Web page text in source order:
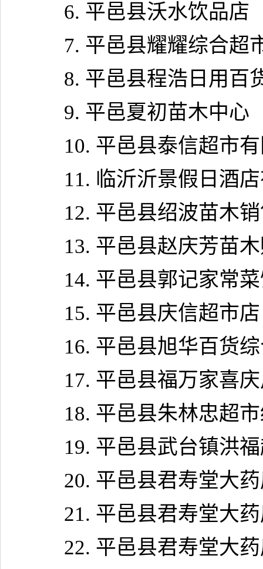
6. 平邑县沃水饮品店
7. 平邑县耀耀综合超
8. 平邑县程浩日用百
9. 平邑夏初苗木中心
10. 平邑县泰信超市
11. 临沂沂景假日酒
12. 平邑县绍波苗木
13. 平邑县赵庆芳苗
14. 平邑县郭记家常
15. 平邑县庆信超市店
16. 平邑县旭华百货
17. 平邑县福万家喜
18. 平邑县朱林忠超
19. 平邑县武台镇洪
20. 平邑县君寿堂大
21. 平邑县君寿堂大
22. 平邑县君寿堂大